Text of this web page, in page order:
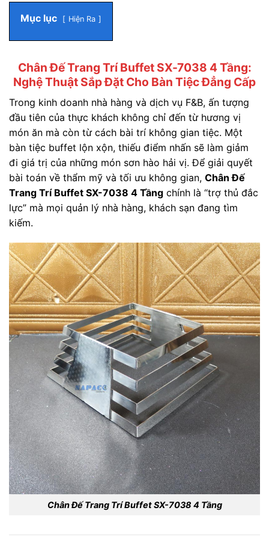
Mục lục Hiện Ra
Chân Đế Trang Trí Buffet SX-7038 4 Tầng:
Nghệ Thuật Sắp Đặt Cho Bàn Tiệc Đẳng Cấp
Trong kinh doanh nhà hàng và dịch vụ F&B, ấn tượng
đầu tiên của thực khách không chỉ đến từ hương vị
món ăn mà còn từ cách bài trí không gian tiệc. Một
bàn tiệc buffet lộn xộn, thiếu điểm nhấn sẽ làm giảm
đi giá trị của những món sơn hào hải vị. Để giải quyết
bài toán về thẩm mỹ và tối ưu không gian, Chân Đế
Trang Trí Buffet SX-7038 4 Tầng chính là “trợ thủ đắc
lực” mà mọi quản lý nhà hàng, khách sạn đang tìm
kiếm.
Chân Đế Trang Trí Buffet SX-7038 4 Tầng